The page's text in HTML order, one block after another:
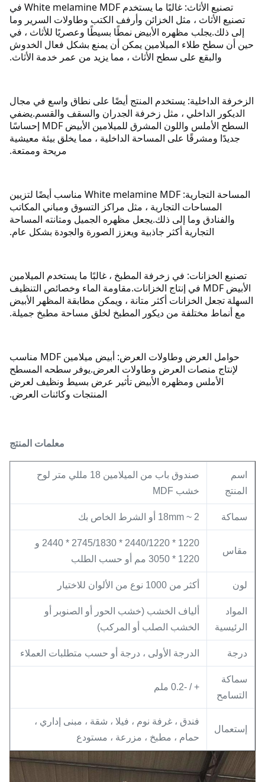
تصنيع الأثاث: غالبًا ما يستخدم White melamine MDF في
تصنيع الأثاث ، مثل الخزائن وأرفف الكتب وطاولات السرير وما
إلى ذلك.يجلب مظهره الأبيض نمطًا بسيطًا وعصريًا للأثاث ، في
حين أن سطح طلاء الميلامين يمكن أن يمنع بشكل فعال الخدوش
والبقع على سطح الأثاث ، مما يزيد من عمر خدمة الأثاث.
الزخرفة الداخلية: يستخدم المنتج أيضًا على نطاق واسع في مجال
الديكور الداخلي ، مثل زخرفة الجدران والسقف والقسم.يضفي
السطح الأملس واللون المشرق للميلامين الأبيض MDF إحساسًا
جديدًا ومشرقًا على المساحة الداخلية ، مما يخلق بيئة معيشية
مريحة وممتعة.
المساحة التجارية: White melamine MDF مناسب أيضًا لتزيين
المساحات التجارية ، مثل مراكز التسوق ومباني المكاتب
والفنادق وما إلى ذلك.يجعل مظهره الجميل ومتانته المساحة
التجارية أكثر جاذبية ويعزز الصورة والجودة بشكل عام.
تصنيع الخزانات: في زخرفة المطبخ ، غالبًا ما يستخدم الميلامين
الأبيض MDF في إنتاج الخزانات.
مقاومة الماء وخصائص التنظيف
السهلة تجعل الخزانات أكثر متانة ، ويمكن مطابقة المظهر الأبيض
مع أنماط مختلفة من ديكور المطبخ لخلق مساحة مطبخ جميلة.
حوامل العرض وطاولات العرض: أبيض ميلامين MDF مناسب
لإنتاج منصات العرض وطاولات العرض.يوفر سطحه المسطح
الأملس ومظهره الأبيض تأثير عرض بسيط ونظيف لعرض
المنتجات وكائنات العرض.
معلمات المنتج
اسم
المنتج
صندوق باب من الميلامين 18 مللي متر لوح
خشب MDF
سماكة 2 ~ 18mm أو الشرط الخاص بك
مقاس
1220 * 2440/1220 * 2745/1830 * 2440 و
1220 * 3050 مم أو حسب الطلب
لون أكثر من 1000 نوع من الألوان للاختيار
المواد
الرئيسية
ألياف الخشب (خشب الحور أو الصنوبر أو
الخشب الصلب أو المركب)
درجة الدرجة الأولى ، درجة أو حسب متطلبات العملاء
سماكة
التسامح
+ / -0.2 ملم
إستعمال
فندق ، غرفة نوم ، فيلا ، شقة ، مبنى إداري ،
حمام ، مطبخ ، مزرعة ، مستودع